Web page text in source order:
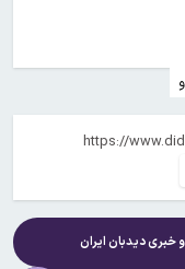
و خبریدیدبان ایران